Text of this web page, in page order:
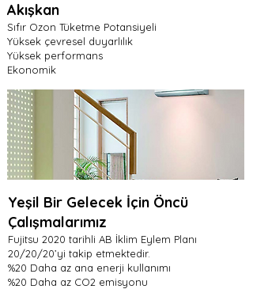
Akışkan
Sıfır Ozon Tüketme Potansiyeli
Yüksek çevresel duyarlılık
Yüksek performans
Ekonomik
Yeşil Bir Gelecek İçin Öncü
Çalışmalarımız
Fujitsu 2020 tarihli AB İklim Eylem Planı
20/20/20’yi takip etmektedir.
%20 Daha az ana enerji kullanımı
%20 Daha az CO2 emisyonu